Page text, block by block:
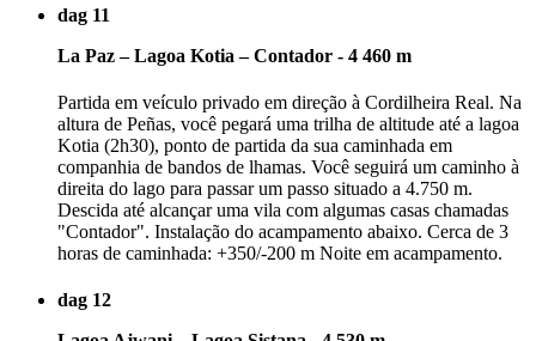
dag 11
La Paz – Lagoa Kotia – Contador - 4 460 m
Partida em veículo privado em direção à Cordilheira Real. Na
altura de Peñas, você pegará uma trilha de altitude até a lagoa
Kotia (2h30), ponto de partida da sua caminhada em
companhia de bandos de lhamas. Você seguirá um caminho à
direita do lago para passar um passo situado a 4.750 m.
Descida até alcançar uma vila com algumas casas chamadas
"Contador". Instalação do acampamento abaixo. Cerca de 3
horas de caminhada: +350/-200 m Noite em acampamento.
dag 12